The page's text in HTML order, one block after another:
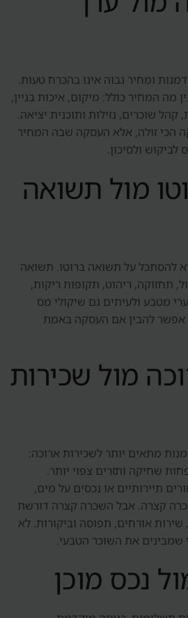
ומחיר גבוה אינו בהכרח טעות.
מה המחיר כולל: מיקום, איכות בניין,
קהל שוכרים, נזילות ותוכנית יציאה.
הכי זולה, אלא העסקה שבה המחיר
ולסיכון.
מול תשואה
להסתכל על תשואה ברוטו. תשואה
תחזוקה, ריהוט, תקופות ריקות,
מטבע ולעיתים גם שיקולי מס
אפשר להבין אם העסקה באמת
מול שכירות
מתאים יותר לשכירות ארוכה:
שחיקה ותזרים צפוי יותר.
תיירותיים או נכסים על מים,
קצרה. אבל השכרה קצרה דורשת
שירות אורחים, תפוסה וביקורות. לא
שמבינים את השוכר הטבעי.